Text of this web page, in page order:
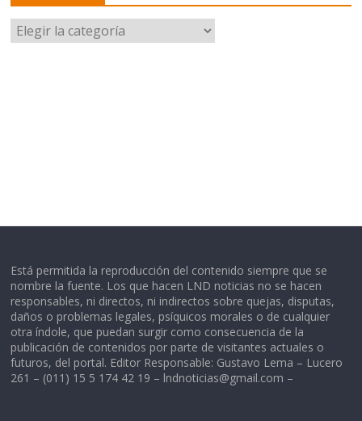
Categorías
Está permitida la reproducción del contenido siempre que se
nombre la fuente. Los que hacen LND noticias no se hacen
responsables, ni directos, ni indirectos sobre quejas, disputas,
daños o problemas legales, psíquicos morales o de cualquier
otra índole, que puedan surgir como consecuencia de la
publicación de contenidos por parte de visitantes actuales o
futuros, del portal. Editor Responsable: Gustavo Lema – Lucero
261 – (011) 15 5 174 42 19 – lndnoticias@gmail.com –